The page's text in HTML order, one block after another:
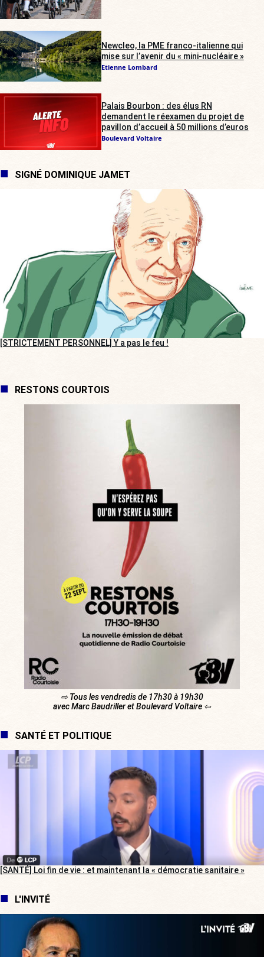
Newcleo, la PME franco-italienne qui
mise sur l’avenir du « mini-nucléaire »
Etienne Lombard
Palais Bourbon : des élus RN
demandent le réexamen du projet de
pavillon d’accueil à 50 millions d’euros
Boulevard Voltaire
SIGNÉ DOMINIQUE JAMET
[STRICTEMENT PERSONNEL] Y a pas le feu !
RESTONS COURTOIS
⇨ Tous les vendredis de 17h30 à 19h30
avec Marc Baudriller et Boulevard Voltaire ⇦
SANTÉ ET POLITIQUE
[SANTÉ] Loi fin de vie : et maintenant la « démocratie sanitaire »
L'INVITÉ